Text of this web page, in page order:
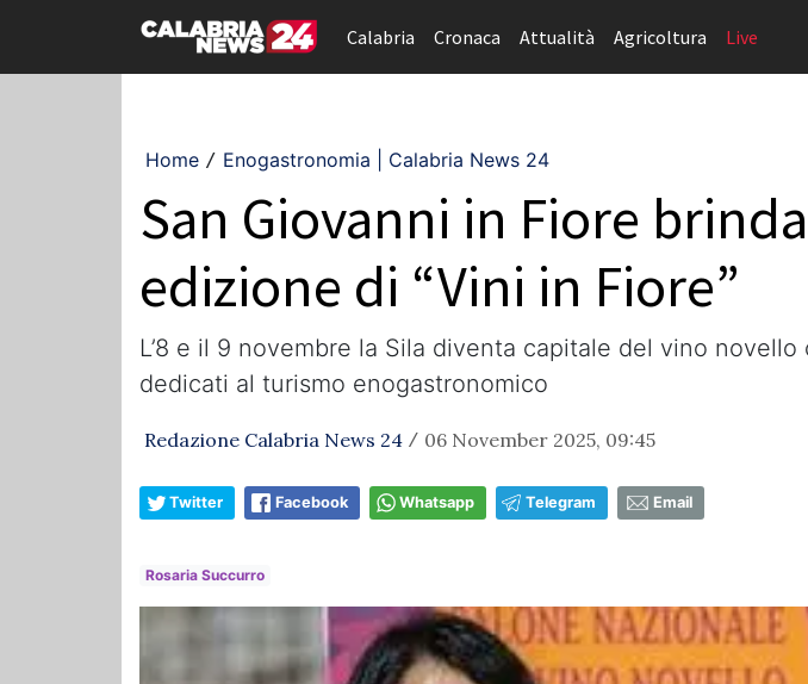
Calabria Cronaca Attualità Agricoltura Live
Home / Enogastronomia | Calabria News 24
San Giovanni in Fiore
edizione di “Vini in Fiore”
L’8 e il 9 novembre la Sila diventa capitale del vino
dedicati al turismo enogastronomico
Redazione Calabria News 24 / 06 November 2025, 09:45
Twitter Facebook Whatsapp Telegram Email
Rosaria Succurro